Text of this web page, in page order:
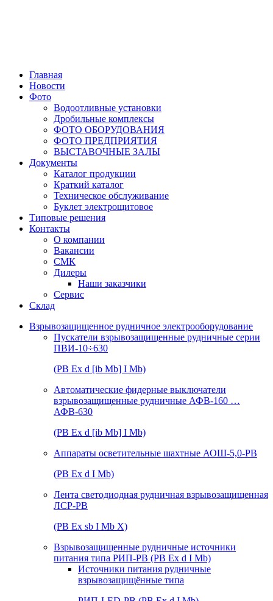
Главная
Новости
Фото
Водоотливные установки
Дробильные комплексы
ФОТО ОБОРУДОВАНИЯ
ФОТО ПРЕДПРИЯТИЯ
ВЫСТАВОЧНЫЕ ЗАЛЫ
Документы
Каталог продукции
Краткий каталог
Техническое обслуживание
Буклет электрощитовое
Типовые решения
Контакты
О компании
Вакансии
СМК
Дилеры
Наши заказчики
Сервис
Склад
Взрывозащищенное рудничное электрооборудование
Пускатели взрывозащищенные рудничные серии
ПВИ-10÷630
(РВ Ex d [ib Mb] I Mb)
Автоматические фидерные выключатели
взрывозащищенные рудничные АФВ-160 …
АФВ-630
(РВ Ex d [ib Mb] I Mb)
Аппараты осветительные шахтные АОШ-5,0-РВ
(РВ Ex d I Mb)
Лента светодиодная рудничная взрывозащищенная
ЛСР-РВ
(РВ Ex sb I Mb Х)
Взрывозащищенные рудничные источники
питания типа РИП-РВ (РВ Ex d I Mb)
Источники питания рудничные
взрывозащищённые типа